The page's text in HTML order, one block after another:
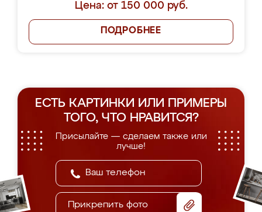
Цена: от 150 000 руб.
ПОДРОБНЕЕ
ЕСТЬ КАРТИНКИ ИЛИ ПРИМЕРЫ
ТОГО, ЧТО НРАВИТСЯ?
Присылайте — сделаем также или
лучше!
Прикрепить фото